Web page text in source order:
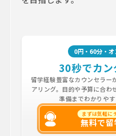
0円・60分・
30秒でカン
留学経験豊富なカウンセラー
アリング。目的や予算に合わ
準備までわかりやす
まずは気軽に
無料で留